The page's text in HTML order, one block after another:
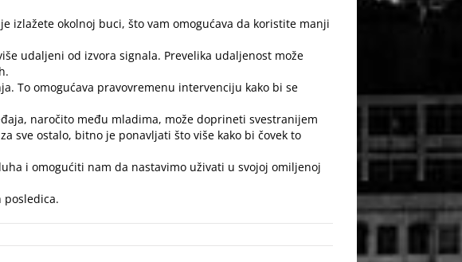
izlažete okolnoj buci, što vam omogućava da koristite manji
udaljeni od izvora signala. Prevelika udaljenost može
To omogućava pravovremenu intervenciju kako bi se
naročito među mladima, može doprineti svestranijem
sve ostalo, bitno je ponavljati što više kako bi čovek to
i omogućiti nam da nastavimo uživati u svojoj omiljenoj
posledica.